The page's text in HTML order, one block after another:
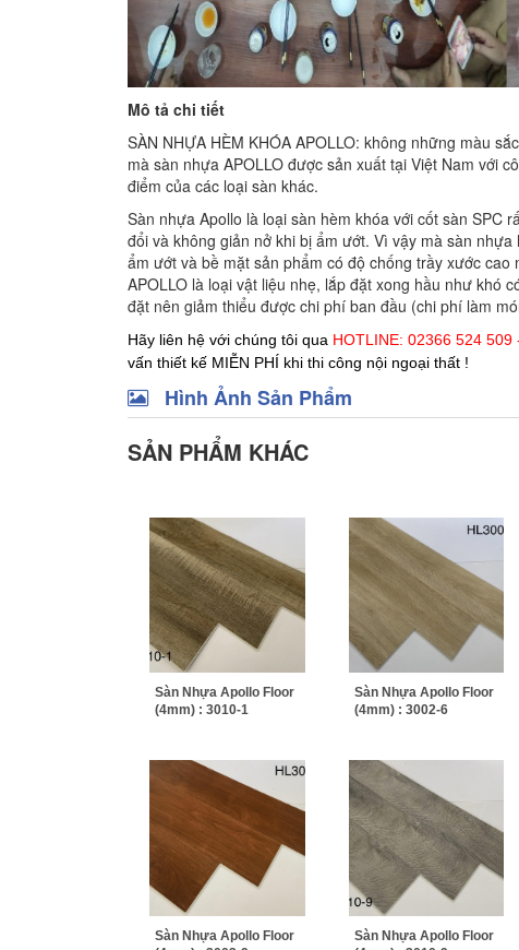
Mô tả chi tiết
SÀN NHỰA HÈM KHÓA APOLLO: không những màu
mà sàn nhựa APOLLO được sản xuất tại Việt Nam với
điểm của các loại sàn khác.
Sàn nhựa Apollo là loại sàn hèm khóa với cốt sàn SPC
đổi và không giản nở khi bị ẩm ướt. Vì vậy mà sàn
ẩm ướt và bề mặt sản phẩm có độ chống trầy xước
APOLLO là loại vật liệu nhẹ, lắp đặt xong hầu như khó
đặt nên giảm thiểu được chi phí ban đầu (chi phí làm
Hãy liên hệ với chúng tôi qua HOTLINE: 02366 524 509
vấn thiết kế MIỄN PHÍ khi thi công nội ngoại thất !
Hình Ảnh Sản Phẩm
SẢN PHẨM KHÁC
Sàn Nhựa Apollo Floor
(4mm) : 3010-1
Sàn Nhựa Apollo Floor
(4mm) : 3002-6
Sàn Nhựa Apollo Floor
Sàn Nhựa Apollo Floor